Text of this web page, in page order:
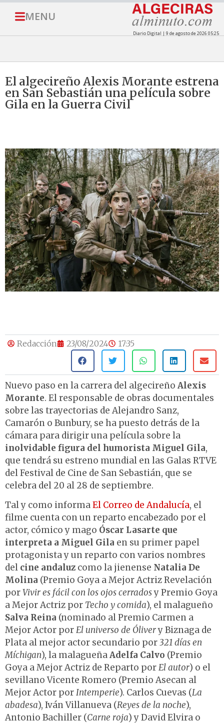
MENU
Diario Digital | 9 de agosto de 2026 05:25
El algecireño Alexis Morante estrena
en San Sebastián una película sobre
Gila en la Guerra Civil
Redacción 23/08/2024 17:35
Nuevo paso en la carrera del algecireño Alexis
Morante. El responsable de obras documentales
sobre las trayectorias de Alejandro Sanz,
Camarón o Bunbury, se ha puesto detrás de la
cámara para dirigir una película sobre la
inolvidable figura del humorista Miguel Gila,
que tendrá su estreno mundial en las Galas RTVE
del Festival de Cine de San Sebastián, que se
celebra del 20 al 28 de septiembre.
Tal y como informaEl Correo de Andalucía, el
filme cuenta con un reparto encabezado por el
actor, cómico y mago Óscar Lasarte que
interpreta a Miguel Gila en su primer papel
protagonista y un reparto con varios nombres
del cine andaluz como la jienense Natalia De
Molina (Premio Goya a Mejor Actriz Revelación
porVivir es fácil con los ojos cerradosy Premio Goya
a Mejor Actriz por Techo y comida), el malagueño
Salva Reina (nominado al Premio Carmen a
Mejor Actor porEl universo de Ólivery Biznaga de
Plata al mejor actor secundario por321 días en
Míchigan), la malagueñaAdelfa Calvo (Premio
Goya a Mejor Actriz de Reparto porEl autor) o el
sevillano Vicente Romero (Premio Asecan al
Mejor Actor porIntemperie). Carlos Cuevas (La
abadesa), Iván Villanueva (Reyes de la noche),
Antonio Bachiller (Carne roja) y David Elvira o